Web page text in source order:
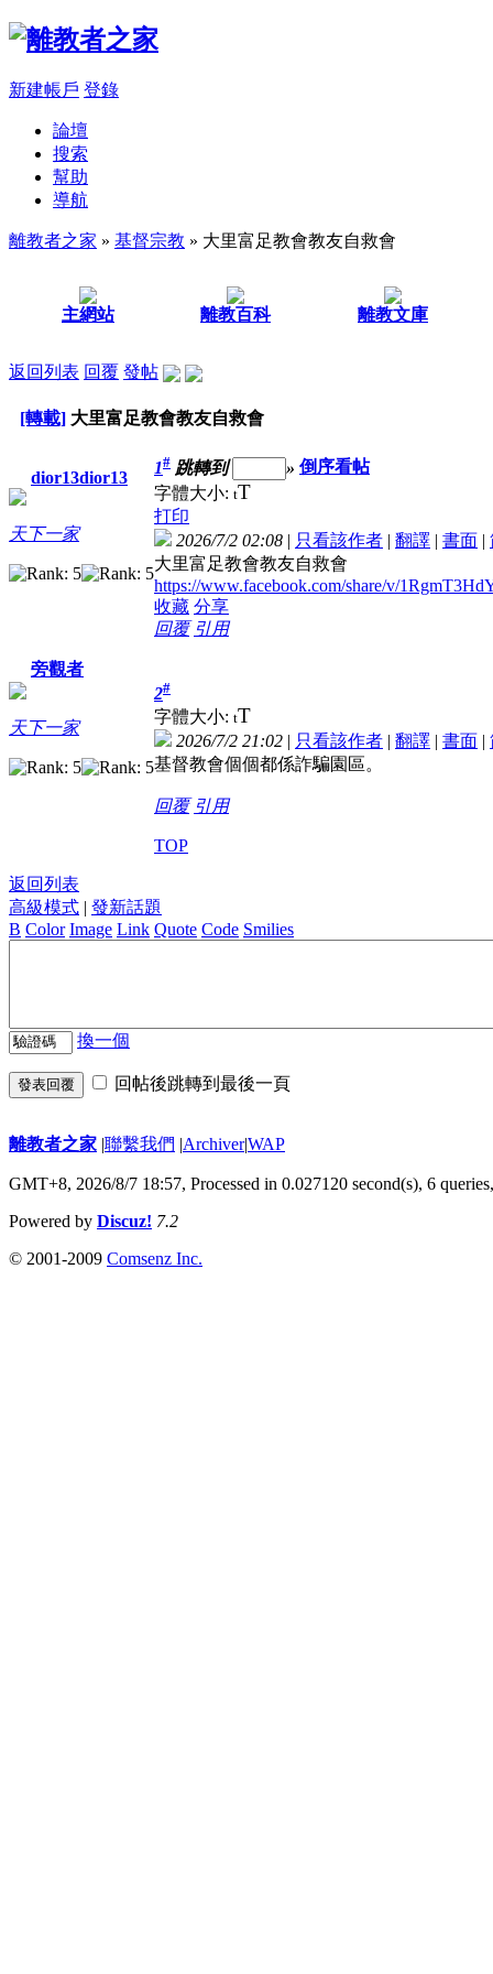
新建帳戶 登錄
論壇
搜索
幫助
導航
離教者之家 » 基督宗教 » 大里富足教會教友自救會
主網站 離教百科 離教文庫
返回列表 回覆 發帖
[轉載] 大里富足教會教友自救會
dior13dior13
天下一家
1# 跳轉到 » 倒序看帖
字體大小: tT
打印
2026/7/2 02:08 | 只看該作者 | 翻譯 | 書面 |
大里富足教會教友自救會
https://www.facebook.com/share/v/
收藏 分享
回覆 引用
旁觀者
天下一家
2#
字體大小: tT
2026/7/2 21:02 | 只看該作者 | 翻譯 | 書面 |
基督教會個個都係詐騙園區。
回覆 引用
TOP
返回列表
高級模式 | 發新話題
B Color Image Link Quote Code Smilies
換一個
發表回覆 回帖後跳轉到最後一頁
離教者之家 |聯繫我們 |Archiver|WAP
GMT+8, 2026/8/7 18:57, Processed in 0.027120 second(s), 6
Powered by Discuz! 7.2
© 2001-2009 Comsenz Inc.